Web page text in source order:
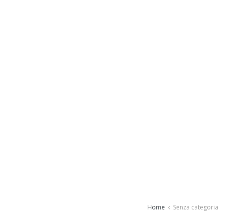
Home Senza categoria